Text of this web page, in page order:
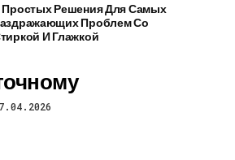
Рисом
Простых Решения Для Самых
Проблем Со
И Глажкой